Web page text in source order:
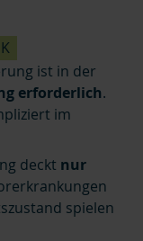
ist in der
erforderlich.
im
deckt nur
spielen